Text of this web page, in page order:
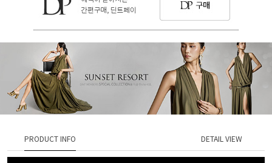
PRODUCT INFO DETAIL VIEW